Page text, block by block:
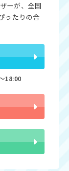
ーが、全国
ったりの合
18:00